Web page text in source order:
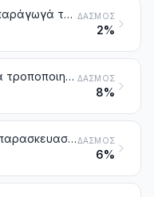
Πεπτόνες και τα παράγωγά τους. Άλλες πρωτεϊνικές ύλες και τα παράγωγά τους, που δεν κατονομάζονται ούτε περιλαμβάνονται αλλού. Σκόνη δέρματος, κατεργασμένη ή μη με χρώμιο ΔΑΣΜΌΣ
2%
Δεξτρίνη και άλλα τροποποιημένα άμυλα κάθε είδους (π.χ. τα προζελατινοποιημένα ή εστεροποιημένα άμυλα κάθε είδους). Κόλλες με βάση τα άμυλα κάθε είδους, τη δεξτρίνη ή άλλα τροποποιημένα άμυλα κάθε είδους ΔΑΣΜΌΣ
8%
Κόλλες και άλλα παρασκευασμένα συγκολλητικά, που δεν κατονομάζονται ούτε περιλαμβάνονται αλλού. Προϊόντα κάθε είδους για να χρησιμοποιηθούν ως κόλλες ή ως συγκολλητικά, συσκευασμένα για τη λιανική πώληση ως κόλλες ή συγκολλητικά, καθαρού βάρους που δεν υπερβαίνει το 1 kgΔΑΣΜΌΣ
6%